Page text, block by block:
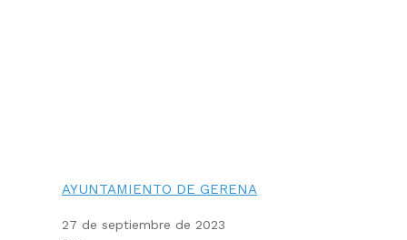
AYUNTAMIENTO DE GERENA
27 de septiembre de 2023